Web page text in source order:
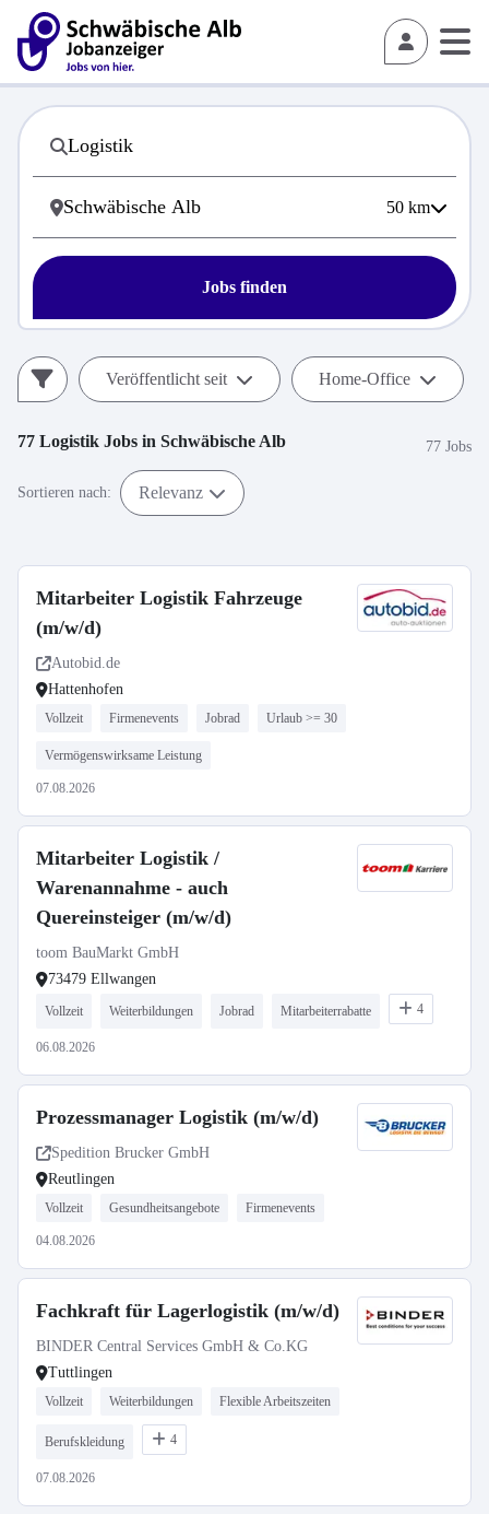
50 km
Jobs finden
Veröffentlicht seit Home-Office
77 Logistik Jobs in Schwäbische Alb 77 Jobs
Sortieren nach: Relevanz
Mitarbeiter Logistik Fahrzeuge
(m/w/d)
Autobid.de
Hattenhofen
Vollzeit Firmenevents Jobrad Urlaub >= 30
Vermögenswirksame Leistung
07.08.2026
Mitarbeiter Logistik /
Warenannahme - auch
Quereinsteiger (m/w/d)
toom BauMarkt GmbH
73479 Ellwangen
Vollzeit Weiterbildungen Jobrad Mitarbeiterrabatte 4
06.08.2026
Prozessmanager Logistik (m/w/d)
Spedition Brucker GmbH
Reutlingen
Vollzeit Gesundheitsangebote Firmenevents
04.08.2026
Fachkraft für Lagerlogistik (m/w/d)
BINDER Central Services GmbH & Co.KG
Tuttlingen
Vollzeit Weiterbildungen Flexible Arbeitszeiten
Berufskleidung 4
07.08.2026